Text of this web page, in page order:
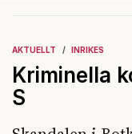
AKTUELLT INRIKES
Kriminella
S